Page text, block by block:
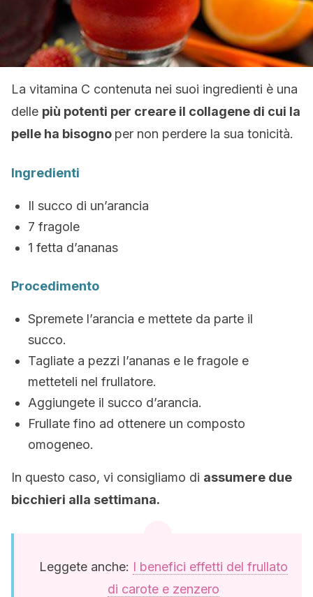
La vitamina C contenuta nei suoi ingredienti è una
delle più potenti per creare il collagene di cui la
pelle ha bisogno per non perdere la sua tonicità.
Ingredienti
Il succo di un’arancia
7 fragole
1 fetta d’ananas
Procedimento
Spremete l’arancia e mettete da parte il
succo.
Tagliate a pezzi l’ananas e le fragole e
metteteli nel frullatore.
Aggiungete il succo d’arancia.
Frullate fino ad ottenere un composto
omogeneo.
In questo caso, vi consigliamo di assumere due
bicchieri alla settimana.
Leggete anche: I benefici effetti del frullato
di carote e zenzero